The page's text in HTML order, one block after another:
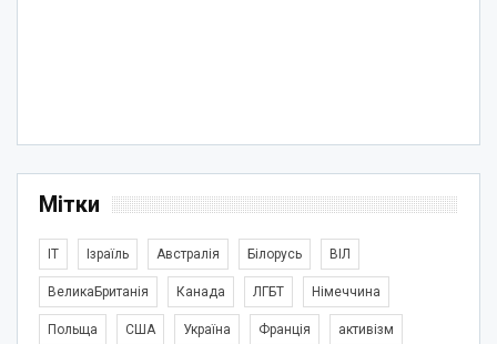
Мітки
IT Ізраїль Австралія Білорусь ВІЛ
ВеликаБританія Канада ЛГБТ Німеччина
Польща США Україна Франція активізм